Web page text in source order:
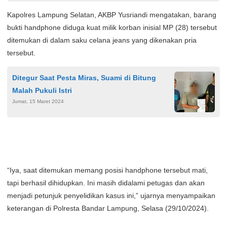
Kapolres Lampung Selatan, AKBP Yusriandi mengatakan, barang
bukti handphone diduga kuat milik korban inisial MP (28) tersebut
ditemukan di dalam saku celana jeans yang dikenakan pria
tersebut.
Ditegur Saat Pesta Miras, Suami di Bitung
Malah Pukuli Istri
Jumat, 15 Maret 2024
“Iya, saat ditemukan memang posisi handphone tersebut mati,
tapi berhasil dihidupkan. Ini masih didalami petugas dan akan
menjadi petunjuk penyelidikan kasus ini,” ujarnya menyampaikan
keterangan di Polresta Bandar Lampung, Selasa (29/10/2024).